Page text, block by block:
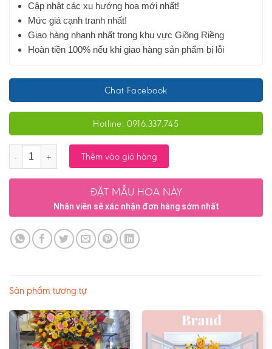
Cập nhật các xu hướng hoa mới nhất!
Mức giá cạnh tranh nhất!
Giao hàng nhanh nhất trong khu vực Giồng Riềng
Hoàn tiền 100% nếu khi giao hàng sản phẩm bị lỗi
Chat Facebook
Hotline: 0916.337.745
Số lượng Thêm vào giỏ hàng
ĐẶT MẪU HOA NÀY
Nhân viên sẽ xác nhận đơn hàng sớm nhất
Sản phẩm tương tự